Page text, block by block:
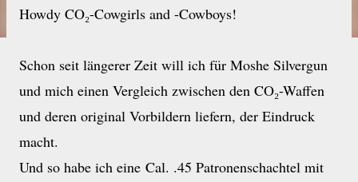
Howdy CO₂-Cowgirls and -Cowboys!
Schon seit längerer Zeit will ich für Moshe Silvergun
und mich einen Vergleich zwischen den CO₂-Waffen
und deren original Vorbildern liefern, der Eindruck
macht.
Und so habe ich eine Cal. .45 Patronenschachtel mit